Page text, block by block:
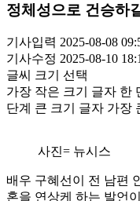
정체성으로 건승하
기사입력 2025-08-08
기사수정 2025-08-10
글씨 크기 선택
가장 작은 크기 글자 한
단계 큰 크기 글자 가장
사진= 뉴시스
배우 구혜선이 전 남편
혼을 연상케 하는 발언